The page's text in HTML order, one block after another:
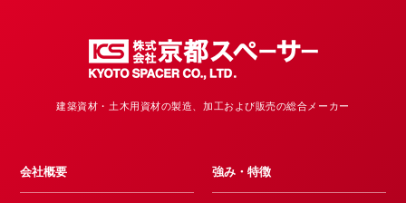
建築資材・土木用資材の製造、加工および販売の総合メーカー
会社概要 強み・特徴